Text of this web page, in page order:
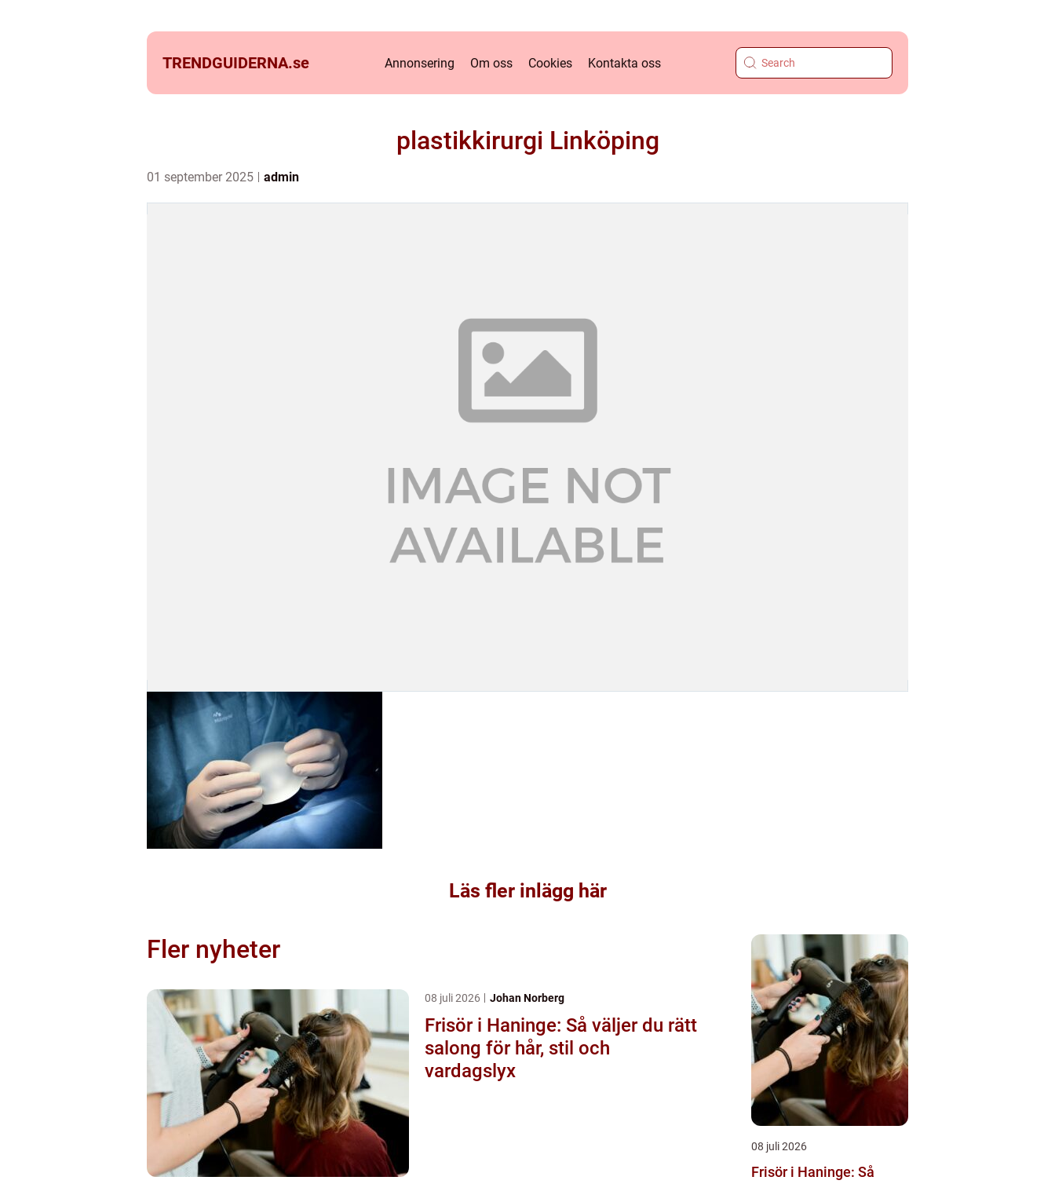
TRENDGUIDERNA.se Annonsering Om oss Cookies Kontakta oss
plastikkirurgi Linköping
01 september 2025 admin
Läs fler inlägg här
Fler nyheter
08 juli 2026 Johan Norberg
Frisör i Haninge: Så väljer du rätt
salong för hår, stil och
vardagslyx
08 juli 2026
Frisör i Haninge: Så